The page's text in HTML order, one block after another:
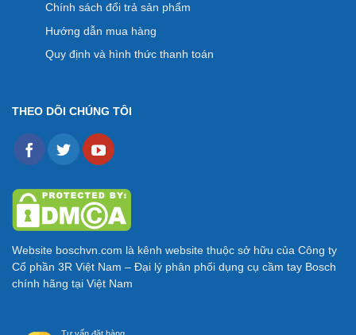
Chính sách đổi trả sản phẩm
Hướng dẫn mua hàng
Quy định và hình thức thanh toán
THEO DÕI CHÚNG TÔI
Website boschvn.com là kênh website thuộc sở hữu của Công ty
Cổ phần 3R Việt Nam – Đại lý phân phối dụng cụ cầm tay Bosch
chính hãng tại Việt Nam